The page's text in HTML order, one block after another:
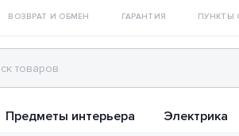
ВОЗВРАТ И ОБМЕН ГАРАНТИЯ ПУНКТЫ
Предметы интерьера Электрика